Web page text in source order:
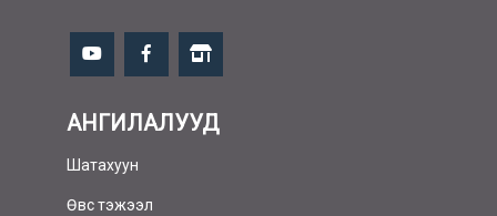
АНГИЛАЛУУД
Шатахуун
Өвс тэжээл